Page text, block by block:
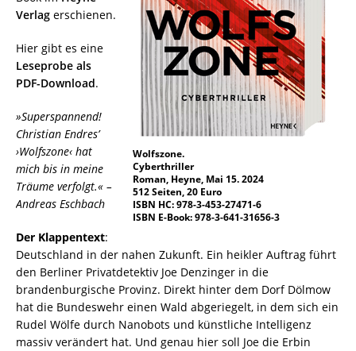
Wolfszone.
Cyberthriller
Roman, Heyne, Mai 15. 2024
512 Seiten, 20 Euro
ISBN HC: 978-3-453-27471-6
ISBN E-Book: 978-3-641-31656-3
Verlag erschienen.
Hier gibt es eine
Leseprobe als
PDF-Download.
»Superspannend!
Christian Endres’
›Wolfszone‹ hat
mich bis in meine
Träume verfolgt.« –
Andreas Eschbach
Der Klappentext:
Deutschland in der nahen Zukunft. Ein heikler Auftrag führt
den Berliner Privatdetektiv Joe Denzinger in die
brandenburgische Provinz. Direkt hinter dem Dorf Dölmow
hat die Bundeswehr einen Wald abgeriegelt, in dem sich ein
Rudel Wölfe durch Nanobots und künstliche Intelligenz
massiv verändert hat. Und genau hier soll Joe die Erbin